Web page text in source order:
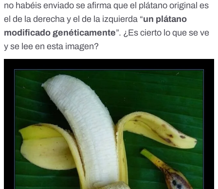
no habéis enviado se afirma que el plátano original es
el de la derecha y el de la izquierda “un plátano
modificado genéticamente”. ¿Es cierto lo que se ve
y se lee en esta imagen?